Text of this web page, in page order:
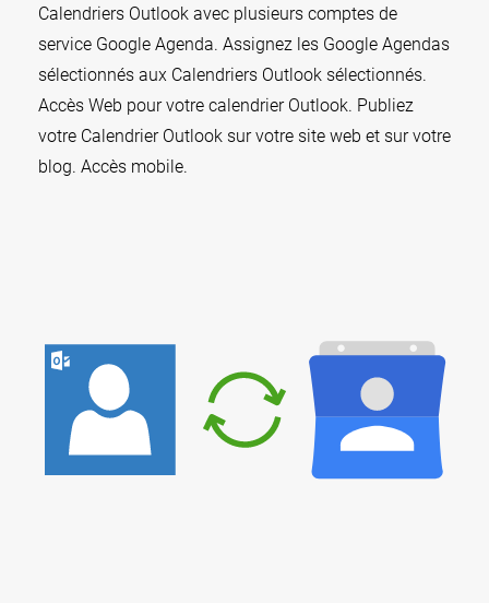
Calendriers Outlook avec plusieurs comptes de
service Google Agenda. Assignez les Google Agendas
sélectionnés aux Calendriers Outlook sélectionnés.
Accès Web pour votre calendrier Outlook. Publiez
votre Calendrier Outlook sur votre site web et sur votre
blog. Accès mobile.